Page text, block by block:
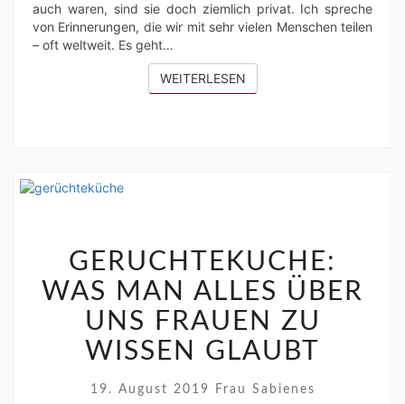
auch waren, sind sie doch ziemlich privat. Ich spreche
von Erinnerungen, die wir mit sehr vielen Menschen teilen
– oft weltweit. Es geht…
WEITERLESENWEITERLESEN
WAS
MAN
ALLES
ÜBER
UNS
FRAUEN
ZU
WISSEN
GERÜCHTEKÜCHE:
WAS MAN ALLES ÜBER
UNS FRAUEN ZU
WISSEN GLAUBT
19. August 2019 Frau Sabienes